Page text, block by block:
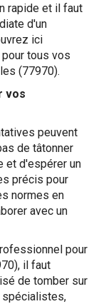
rapide et il faut
d'un
ici
tous vos
(77970).
vos
peuvent
de tâtonner
et d'espérer un
précis pour
normes en
avec un
pour
il faut
de tomber sur
spécialistes,